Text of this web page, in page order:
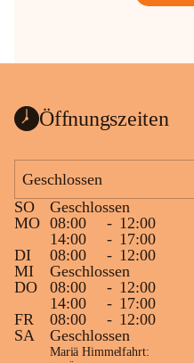
Öffnungszeiten
Geschlossen
SO
Geschlossen
MO 08:00 - 12:00
14:00
- 17:00
DI
08:00 - 12:00
MI
Geschlossen
DO
08:00 - 12:00
14:00
- 17:00
FR
08:00 - 12:00
SA
Geschlossen
Mariä Himmelfahrt: